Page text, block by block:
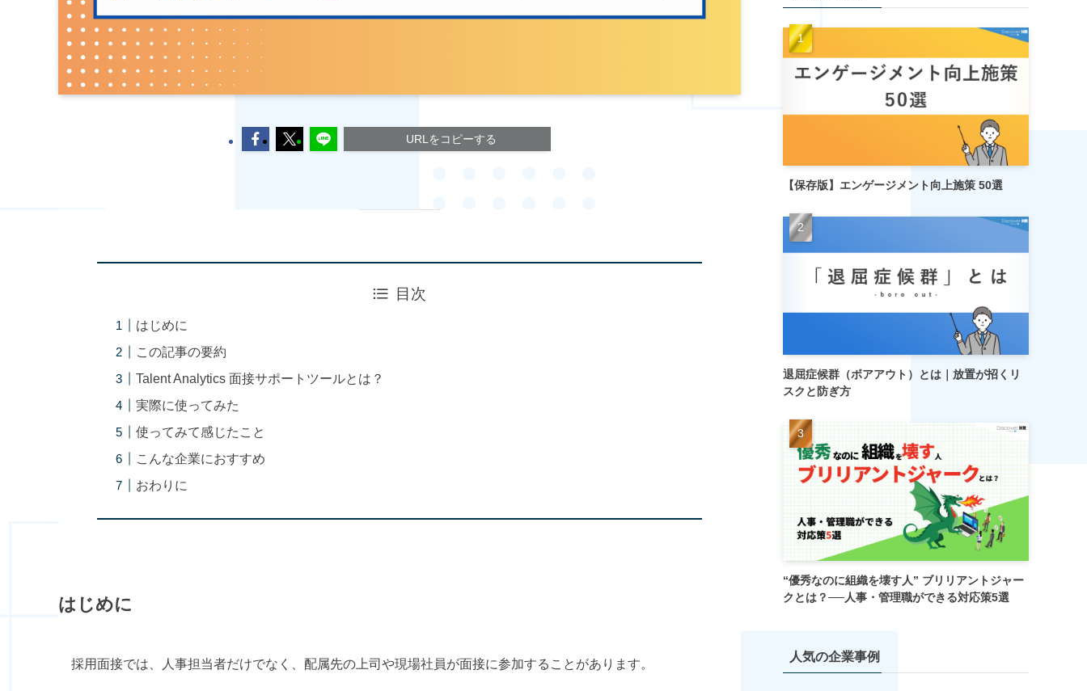
URLをコピーする
目次
はじめに
この記事の要約
Talent Analytics 面接サポートツールとは？
実際に使ってみた
使ってみて感じたこと
こんな企業におすすめ
おわりに
はじめに
採用面接では、人事担当者だけでなく、配属先の上司や現場社員が面接に参加することがあります。
【保存版】エンゲージメント向上施策 50選
退屈症候群（ボアアウト）とは｜放置が招くリ
スクと防ぎ方
“優秀なのに組織を壊す人” ブリリアントジャー
クとは？──人事・管理職ができる対応策5選
人気の企業事例